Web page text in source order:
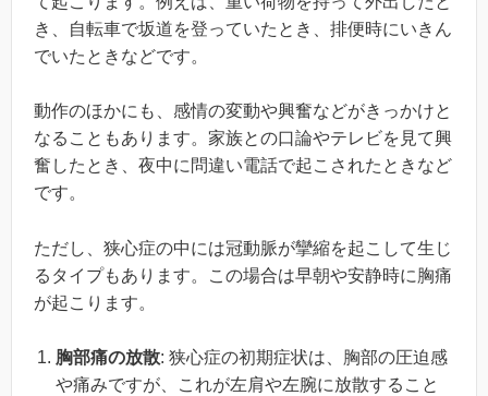
き、自転車で坂道を登っていたとき、排便時にいきん
でいたときなどです。
動作のほかにも、感情の変動や興奮などがきっかけと
なることもあります。家族との口論やテレビを見て興
奮したとき、夜中に問違い電話で起こされたときなど
です。
ただし、狭心症の中には冠動脈が攣縮を起こして生じ
るタイプもあります。この場合は早朝や安静時に胸痛
が起こります。
胸部痛の放散: 狭心症の初期症状は、胸部の圧迫感
や痛みですが、これが左肩や左腕に放散すること